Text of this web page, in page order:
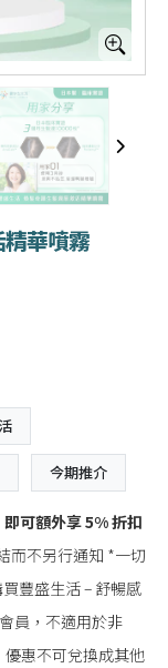
華噴霧
今期推介
即可額外享5%折扣
而不另行通知 *一切
豐盛生活 – 舒暢感
員，不適用於非
優惠不可兌換成其他